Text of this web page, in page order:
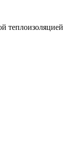
теплоизоляцией